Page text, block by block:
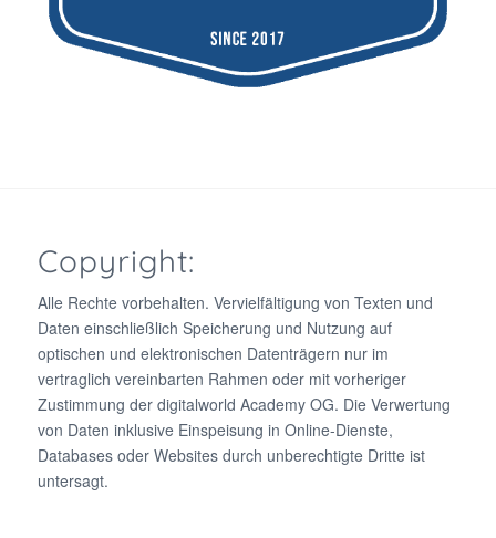
Copyright:
Alle Rechte vorbehalten. Vervielfältigung von Texten und
Daten einschließlich Speicherung und Nutzung auf
optischen und elektronischen Datenträgern nur im
vertraglich vereinbarten Rahmen oder mit vorheriger
Zustimmung der digitalworld Academy OG. Die Verwertung
von Daten inklusive Einspeisung in Online-Dienste,
Databases oder Websites durch unberechtigte Dritte ist
untersagt.